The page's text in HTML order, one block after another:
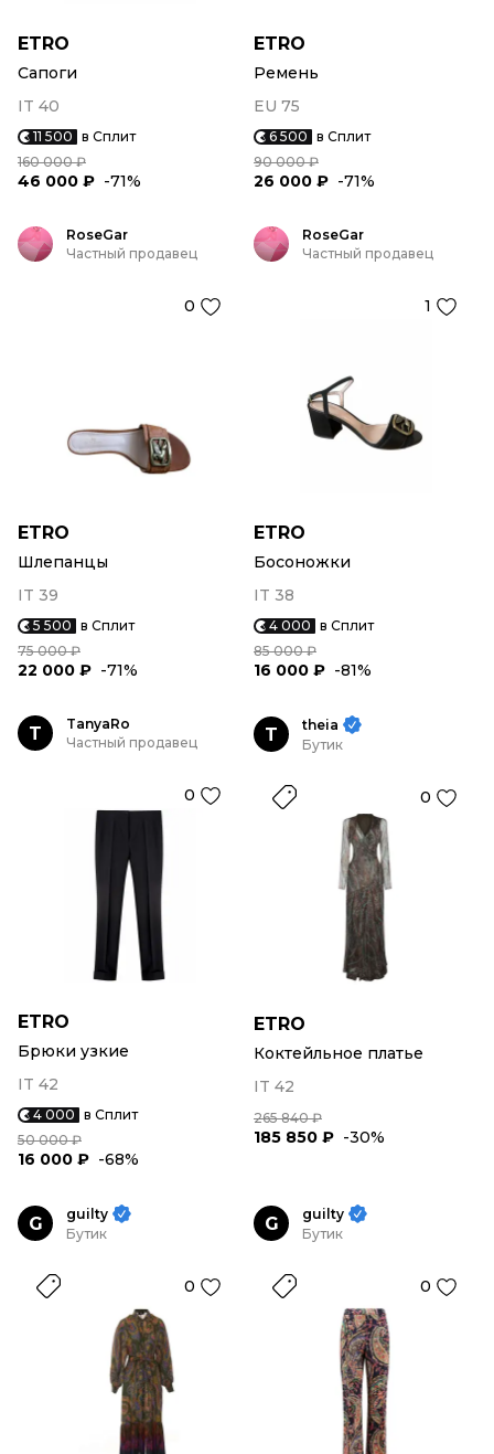
ETRO
Сапоги
IT 40
11 500 в Сплит
160 000 ₽
46 000 ₽ -71%
ETRO
Ремень
EU 75
6 500 в Сплит
90 000 ₽
26 000 ₽ -71%
RoseGar
Частный продавец
0
ETRO
Шлепанцы
IT 39
5 500 в Сплит
75 000 ₽
22 000 ₽ -71%
RoseGar
Частный продавец
1
ETRO
Босоножки
IT 38
4 000 в Сплит
85 000 ₽
16 000 ₽ -81%
T
TanyaRo
Частный продавец
0
ETRO
Брюки узкие
IT 42
4 000 в Сплит
50 000 ₽
16 000 ₽ -68%
T
theia
Бутик
0
ETRO
Коктейльное платье
IT 42
265 840 ₽
185 850 ₽ -30%
G
guilty
Бутик
0
G
guilty
Бутик
0